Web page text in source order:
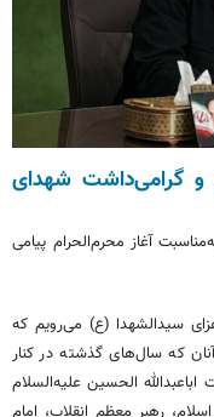
و گرامی‌داشت شهدای
آغاز محرم‌الحرام پیامی
سیدالشهدا (ع) می‌رویم که
که سال‌های گذشته در کنار
الحسین علیه‌السلام